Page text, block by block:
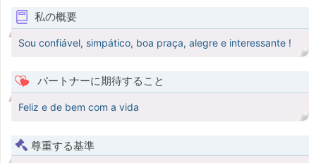
私の概要
Sou confiável, simpático, boa praça, alegre e interessante !
パートナーに期待すること
Feliz e de bem com a vida
尊重する基準